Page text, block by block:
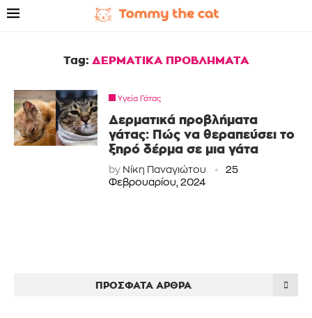
Tag: ΔΕΡΜΑΤΙΚΑ ΠΡΟΒΛΗΜΑΤΑ
Υγεία Γάτας
Δερματικά προβλήματα
γάτας: Πώς να θεραπεύσει το
ξηρό δέρμα σε μια γάτα
by Νίκη Παναγιώτου
25
Φεβρουαρίου, 2024
ΠΡΌΣΦΑΤΑ ΆΡΘΡΑ